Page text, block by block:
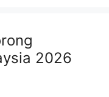
2026